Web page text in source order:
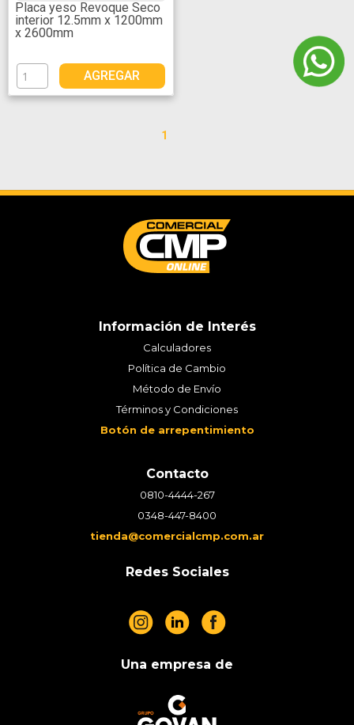
Placa yeso Revoque Seco
interior 12.5mm x 1200mm
x 2600mm
AGREGAR
1
Información de Interés
Calculadores
Política de Cambio
Método de Envío
Términos y Condiciones
Botón de arrepentimiento
Contacto
0810-4444-267
0348-447-8400
tienda@comercialcmp.com.ar
Redes Sociales
Una empresa de